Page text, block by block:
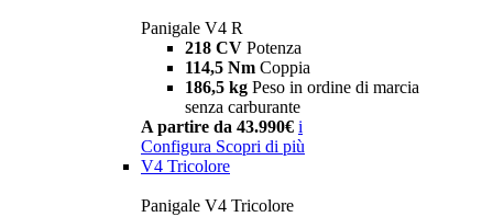
Panigale V4 R
218 CV Potenza
114,5 Nm Coppia
186,5 kg Peso in ordine di marcia
senza carburante
A partire da 43.990€ i
Configura Scopri di più
V4 Tricolore
Panigale V4 Tricolore